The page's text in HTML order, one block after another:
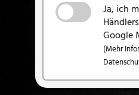
Ja, ich
Google
(Mehr